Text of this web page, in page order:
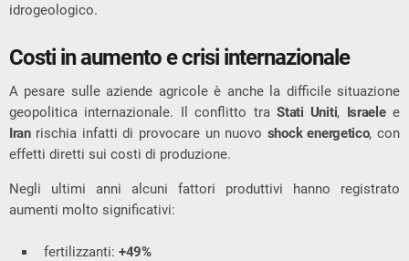
idrogeologico.
Costi in aumento e crisi internazionale
A pesare sulle aziende agricole è anche la difficile situazione
geopolitica internazionale. Il conflitto traStati Uniti, Israelee
Iranrischia infatti di provocare un nuovo shock energetico, con
effetti diretti sui costi di produzione.
Negli ultimi anni alcuni fattori produttivi hanno registrato
aumenti molto significativi:
fertilizzanti: +49%